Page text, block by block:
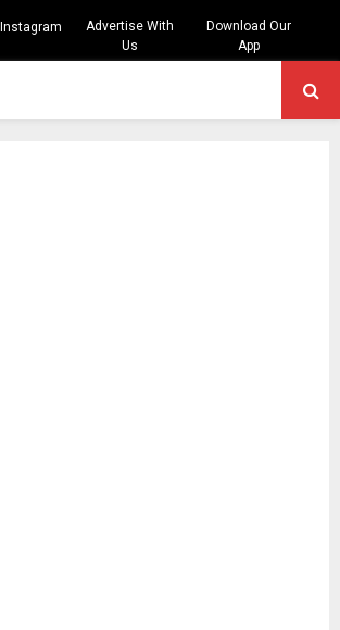
Instagram
Advertise With
Us
Download Our
App